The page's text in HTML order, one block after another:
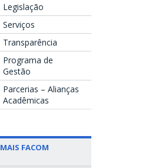
Legislação
Serviços
Transparência
Programa de
Gestão
Parcerias – Alianças
Acadêmicas
MAIS FACOM